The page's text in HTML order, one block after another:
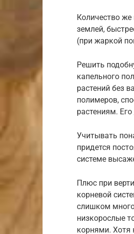
Количество
землей,
(при жаркой
Решить
капельного
растений без
полимеров,
растениям.
Учитывать
придется
системе
Плюс при
корневой
слишком
низкорослые
корнями. Хотя